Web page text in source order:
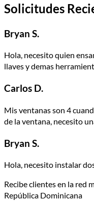
Solicitudes
Bryan S.
Hola, necesito quien
llaves y demas
Carlos D.
Mis ventanas son 4
de la ventana, necesito
Bryan S.
Hola, necesito instalar
Recibe clientes en la red
República Dominicana